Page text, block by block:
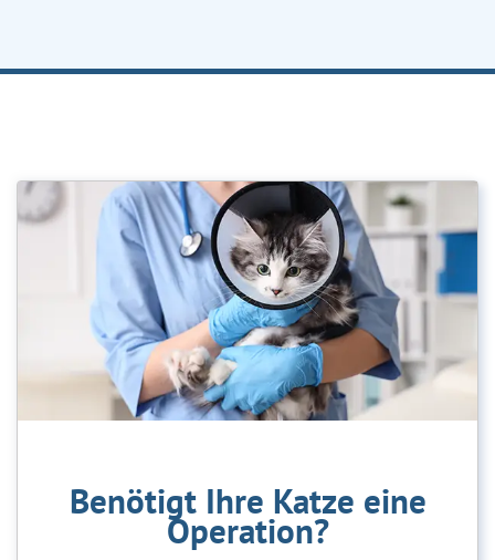
Benötigt Ihre Katze eine
Operation?